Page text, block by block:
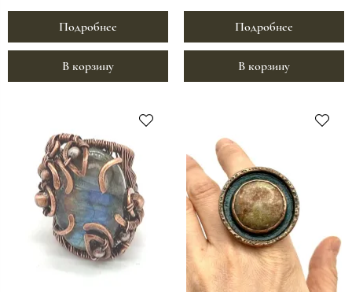
Подробнее
В корзину
Подробнее
В корзину